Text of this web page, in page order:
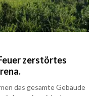
zerstörtes
das gesamte Gebäude